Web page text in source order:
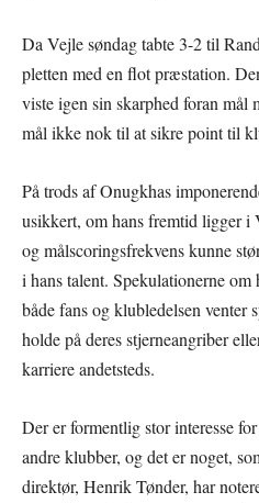
Da Vejle søndag tabte 3-2 til
pletten med en flot præstation.
viste igen sin skarphed foran mål
mål ikke nok til at sikre point til
På trods af Onugkhas
usikkert, om hans fremtid ligger i
og målscoringsfrekvens kunne
i hans talent. Spekulationerne om
både fans og klubledelsen venter
holde på deres stjerneangriber
karriere andetsteds.
Der er formentlig stor interesse
andre klubber, og det er noget,
direktør, Henrik Tønder, har